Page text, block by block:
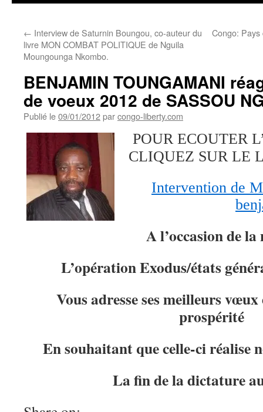
← Interview de Saturnin Boungou, co-auteur du
livre MON COMBAT POLITIQUE de Nguila
Moungounga Nkombo.
Congo:
BENJAMIN TOUNGAMANI
de voeux 2012 de SASSOU
Publié le09/01/2012parcongo-liberty.com
POUR ECOUTER
CLIQUEZ SUR LE
Intervention de
A l’occasion de
L’opération Exodus/états
Vous adresse ses meilleurs
prospérité
En souhaitant que celle-ci réalise
La fin de la dictature